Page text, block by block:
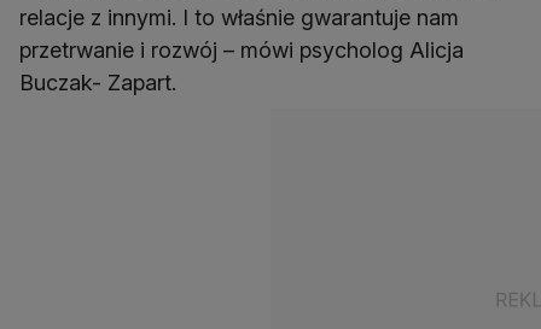
relacje z innymi. I to właśnie gwarantuje nam
przetrwanie i rozwój – mówi psycholog Alicja
Buczak- Zapart.